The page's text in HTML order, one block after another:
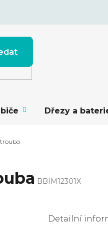
Dřezy a
trouba
BBIM12301X
Detailní